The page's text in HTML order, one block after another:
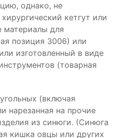
однако, не
кетгут или
материалы для
позиция 3006) или
изготовленный в виде
(товарная
(включая
нарезанная на прочие
из синюги. (Синюга
кишка овцы или других